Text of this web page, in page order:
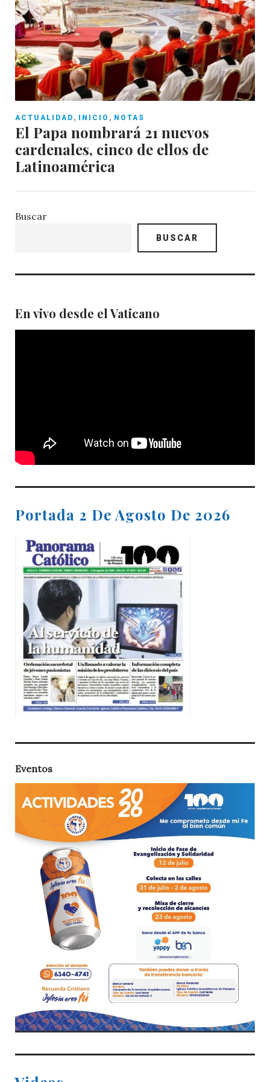
ACTUALIDAD , INICIO , NOTAS
El Papa nombrará 21 nuevos
cardenales, cinco de ellos de
Latinoamérica
Buscar
BUSCAR
En vivo desde el Vaticano
Portada 2 De Agosto De 2026
Eventos